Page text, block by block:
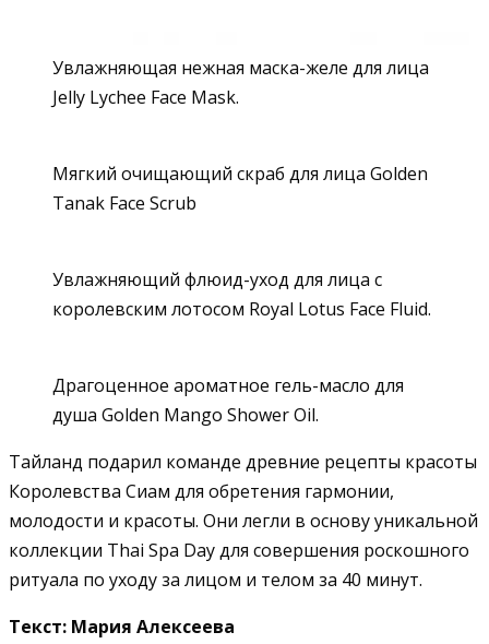
Увлажняющая нежная маска-желе для лица
Jelly Lychee Face Mask.
Мягкий очищающий скраб для лица Golden
Tanak Face Scrub
Увлажняющий флюид-уход для лица с
королевским лотосом Royal Lotus Face Fluid.
Драгоценное ароматное гель-масло для
душа Golden Mango Shower Oil.
Тайланд подарил команде древние рецепты красоты
Королевства Сиам для обретения гармонии,
молодости и красоты. Они легли в основу уникальной
коллекции Thai Spa Day для совершения роскошного
ритуала по уходу за лицом и телом за 40 минут.
Текст: Мария Алексеева